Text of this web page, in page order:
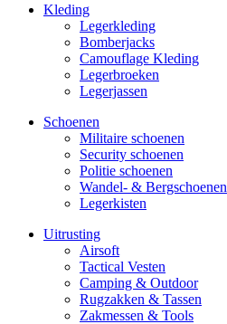
Kleding
Legerkleding
Bomberjacks
Camouflage Kleding
Legerbroeken
Legerjassen
Schoenen
Militaire schoe­nen
Security schoenen
Politie schoenen
Wandel- & Berg­­schoenen
Legerkisten
Uitrusting
Airsoft
Tactical Ves­ten
Camping & Outdoor
Rugzakken & Tassen
Zakmessen & Tools